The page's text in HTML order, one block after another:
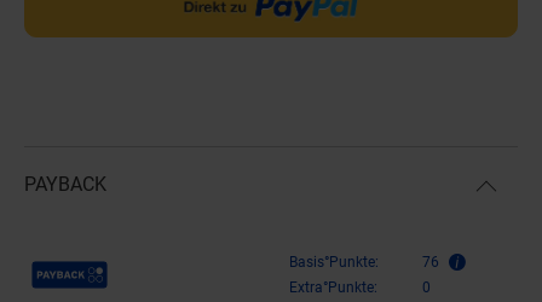
PAYBACK
Payback Punkte Basis°Punkte:
76
Extra°Punkte:
0